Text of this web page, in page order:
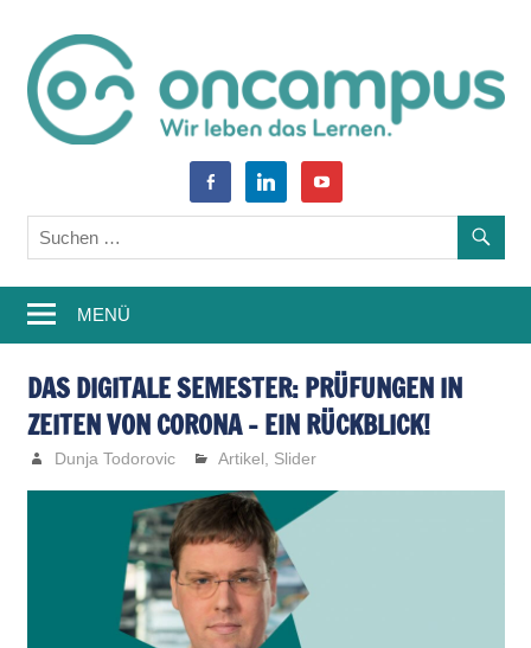
springen
oncampus-
Blog
–
Weiterbildung,
Studium,
Wissen
Learning
facebook-
alt
linkedin youtube
MENÜ
DAS DIGITALE SEMESTER: PRÜFUNGEN IN
ZEITEN VON CORONA – EIN RÜCKBLICK!
Dunja Todorovic Artikel Slider